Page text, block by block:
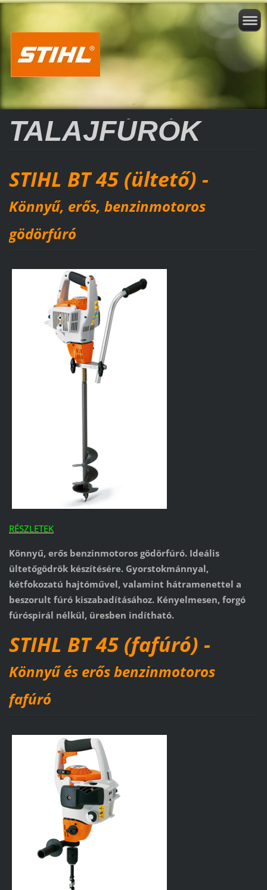
TALAJFÚRÓK
STIHL BT 45 (ültető) -
Könnyű, erős, benzinmotoros
gödörfúró
RÉSZLETEK
Könnyű, erős benzinmotoros gödörfúró. Ideális
ültetőgödrök készítésére. Gyorstokmánnyal,
kétfokozatú hajtóművel, valamint hátramenettel a
beszorult fúró kiszabadításához. Kényelmesen, forgó
fúróspirál nélkül, üresben indítható.
STIHL BT 45 (fafúró) -
Könnyű és erős benzinmotoros
fafúró